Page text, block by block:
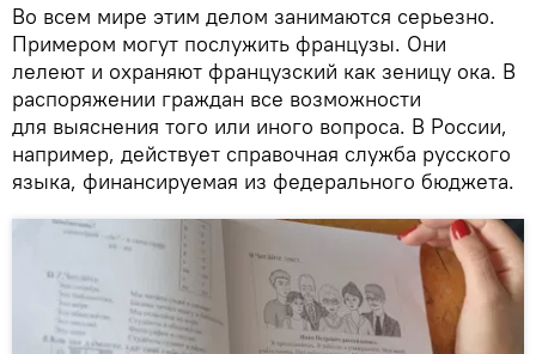
Во всем мире этим делом занимаются серьезно.
Примером могут послужить французы. Они
лелеют и охраняют французский как зеницу ока. В
распоряжении граждан все возможности
для выяснения того или иного вопроса. В России,
например, действует справочная служба русского
языка, финансируемая из федерального бюджета.